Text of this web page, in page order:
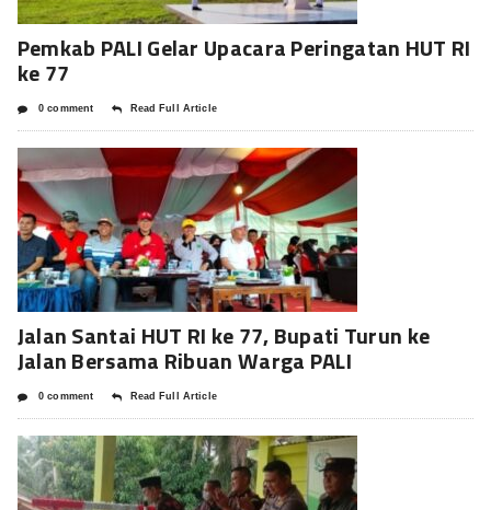
Pemkab PALI Gelar Upacara Peringatan HUT RI
ke 77
0 comment Read Full Article
Jalan Santai HUT RI ke 77, Bupati Turun ke
Jalan Bersama Ribuan Warga PALI
0 comment Read Full Article